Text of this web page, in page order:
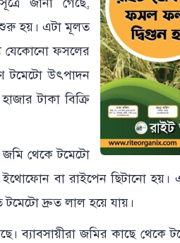
শুরু হয়। এটা মূলত
যেকোনো ফসলের
টমেটো উৎপাদন
টাকা বিক্রি
জমি থেকে টমেটো
ইথোফোন বা রাইপেন ছিটানো
টমেটো দ্রুত লাল হয়ে যায়।
ব্যাবসায়ীরা জমির কাছে থেকে